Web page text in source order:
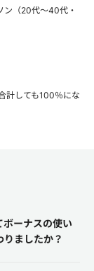
（20代～40代・
計しても100％にな
ボーナスの使い
ましたか？